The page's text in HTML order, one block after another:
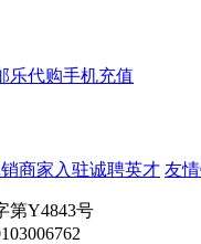
乐代购手机充值
商家入驻诚聘英才 友
第Y4843号